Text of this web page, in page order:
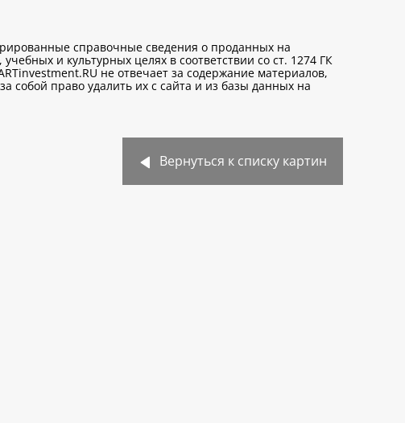
справочные сведения о проданных на
и культурных целях в соответствии со ст. 1274 ГК
не отвечает за содержание материалов,
собой право удалить их с сайта и из базы данных на
Вернуться к списку картин